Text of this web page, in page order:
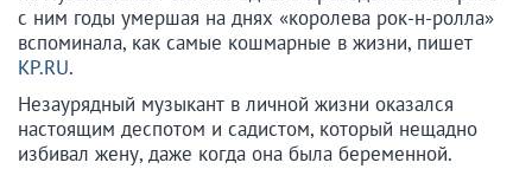
с ним годы умершая на днях «королева рок-н-ролла»
вспоминала, как самые кошмарные в жизни, пишет
KP.RU.
Незаурядный музыкант в личной жизни оказался
настоящим деспотом и садистом, который нещадно
избивал жену, даже когда она была беременной.